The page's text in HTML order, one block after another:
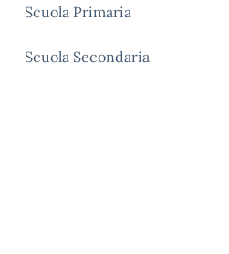
Scuola Primaria
Scuola Secondaria